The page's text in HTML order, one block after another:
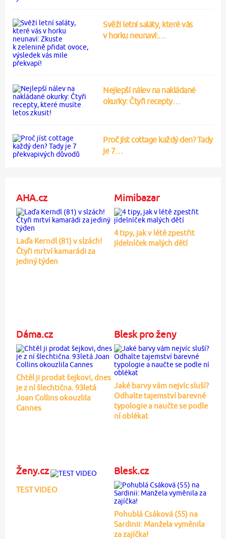
Svěží letní saláty, které vás
v horku neunaví:…
Nejlepší nálev na nakládané
okurky: Čtyři recepty…
Proč jíst cottage každý den? Tady
je 7…
AHA.cz
Laďa Kerndl (81) v slzách!
Čtyři mrtví kamarádi za
jediný týden
Mimibazar
4 tipy, jak v létě zpestřit
jídelníček malých dětí
Dáma.cz
Chtěl ji prodat šejkovi, dnes
je z ní šlechtična. 93letá
Joan Collins okouzlila
Cannes
Blesk pro ženy
Jaké barvy vám nejvíc sluší?
Odhalte tajemství barevné
typologie a naučte se podle
ní oblékat
Ženy.cz
TEST VIDEO
Blesk.cz
Pohublá Csáková (55) na
Sardinii: Manžela vyměnila
za zajíčka!